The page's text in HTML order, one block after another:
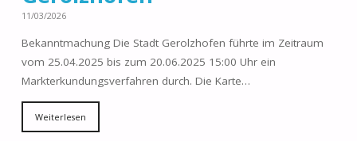
11/03/2026
Bekanntmachung Die Stadt Gerolzhofen führte im Zeitraum
vom 25.04.2025 bis zum 20.06.2025 15:00 Uhr ein
Markterkundungsverfahren durch. Die Karte…
Weiterlesen